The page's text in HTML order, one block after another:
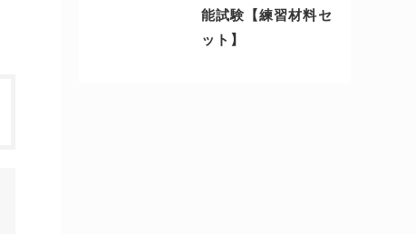
能試験【練習材料セ
ット】